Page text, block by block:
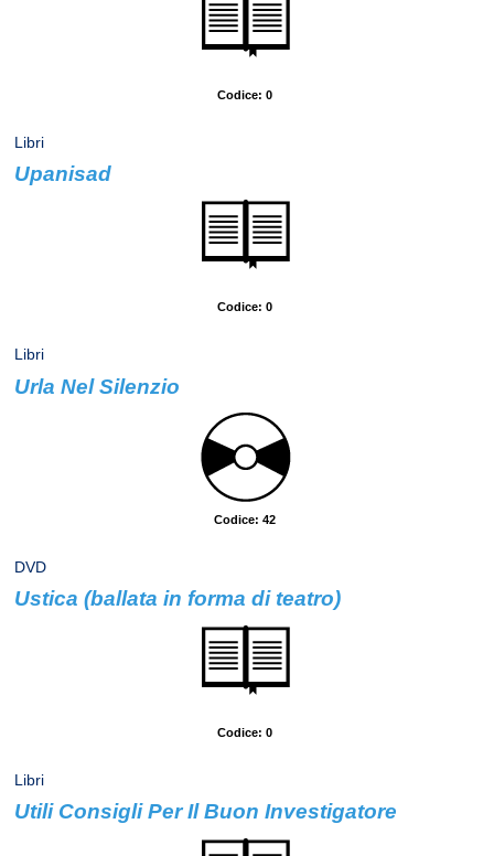
Codice: 0
Libri
Upanisad
Autore: Mondadori Editore
Codice: 0
Libri
Urla Nel Silenzio
Codice: 42
DVD
Ustica (ballata in forma di teatro)
Argomento: Storia italiana
Codice: 0
Libri
Utili Consigli Per Il Buon Investigatore
Autore: McCall, Smith Alexander